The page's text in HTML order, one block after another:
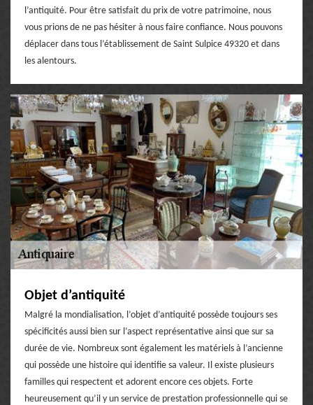
l’antiquité. Pour être satisfait du prix de votre patrimoine, nous
vous prions de ne pas hésiter à nous faire confiance. Nous pouvons
déplacer dans tous l’établissement de Saint Sulpice 49320 et dans
les alentours.
Objet d’antiquité
Malgré la mondialisation, l’objet d’antiquité possède toujours ses
spécificités aussi bien sur l’aspect représentative ainsi que sur sa
durée de vie. Nombreux sont également les matériels à l’ancienne
qui possède une histoire qui identifie sa valeur. Il existe plusieurs
familles qui respectent et adorent encore ces objets. Forte
heureusement qu’il y un service de prestation professionnelle qui se